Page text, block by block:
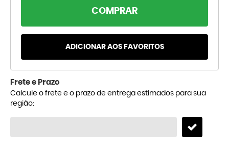
COMPRAR
ADICIONAR AOS FAVORITOS
Frete e Prazo
Calcule o frete e o prazo de entrega estimados para sua
região: